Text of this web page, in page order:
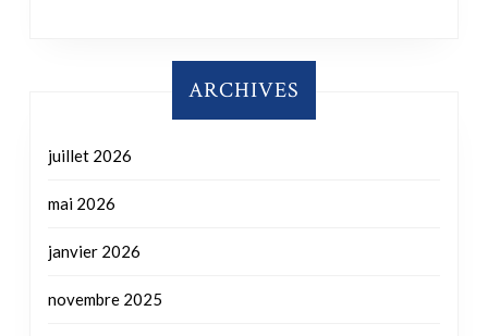
ARCHIVES
juillet 2026
mai 2026
janvier 2026
novembre 2025